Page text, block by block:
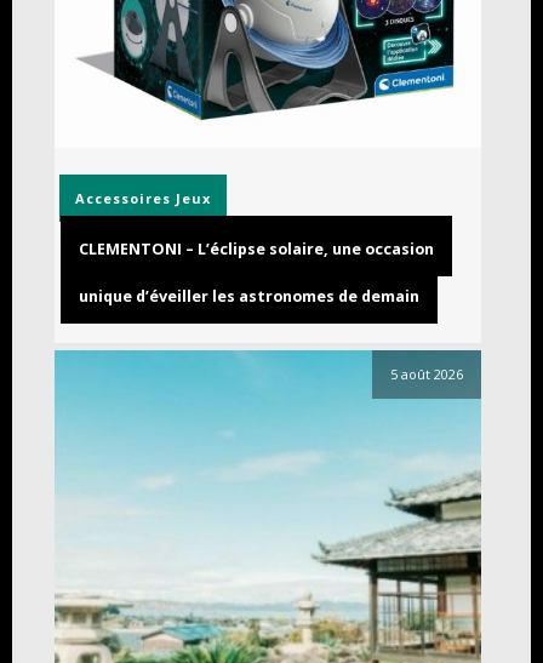
Accessoires Jeux
CLEMENTONI – L’éclipse solaire, une occasion
unique d’éveiller les astronomes de demain
5 août 2026